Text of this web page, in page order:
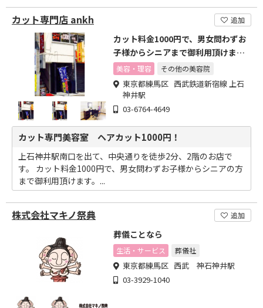
カット専門店 ankh 追加
カット料金1000円で、男女問わずお
子様からシニアまで御利用頂けま
す。
美容・理容 その他の美容院
東京都練馬区 西武鉄道新宿線 上石
神井駅
03-6764-4649
カット専門美容室 ヘアカット1000円！
上石神井駅南口を出て、中央通りを徒歩2分、2階のお店で
す。 カット料金1000円で、男女問わずお子様からシニアの方
まで御利用頂けます。...
株式会社マキノ祭典 追加
葬儀ことなら
生活・サービス 葬儀社
東京都練馬区 西武 神石神井駅
03-3929-1040